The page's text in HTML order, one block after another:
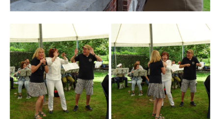
Branding
ARMCHAIR